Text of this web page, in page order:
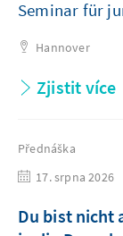
Seminar für
Hannover
Zjistit více
Přednáška
17. srpna 2026
Du bist nicht